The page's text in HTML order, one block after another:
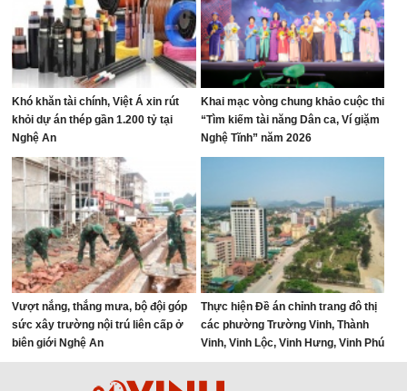
Khó khăn tài chính, Việt Á xin rút
khỏi dự án thép gần 1.200 tỷ tại
Nghệ An
Khai mạc vòng chung khảo cuộc thi
“Tìm kiếm tài năng Dân ca, Ví giặm
Nghệ Tĩnh” năm 2026
Vượt nắng, thắng mưa, bộ đội góp
sức xây trường nội trú liên cấp ở
biên giới Nghệ An
Thực hiện Đề án chỉnh trang đô thị
các phường Trường Vinh, Thành
Vinh, Vinh Lộc, Vinh Hưng, Vinh Phú
và Cửa Lò giai đoạn 2026 – 2030